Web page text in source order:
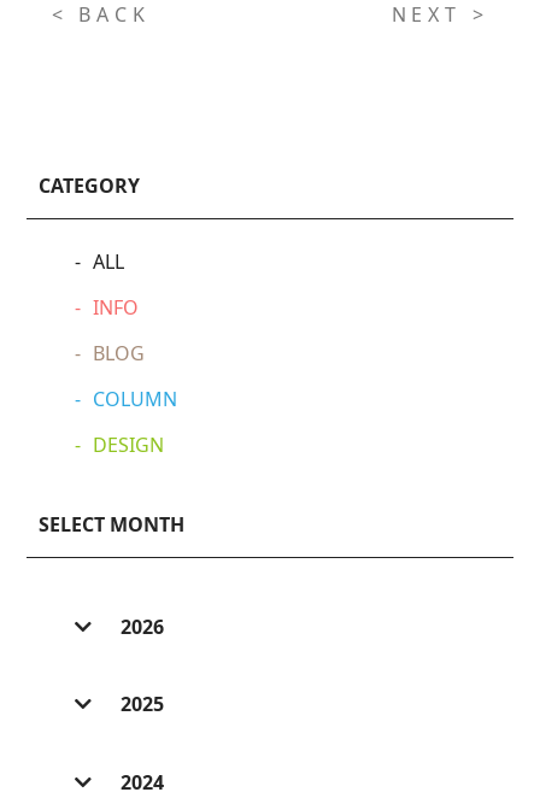
< BACK NEXT >
CATEGORY
ALL
INFO
BLOG
COLUMN
DESIGN
SELECT MONTH
2026
2026/ 5 (3)
2025
2024